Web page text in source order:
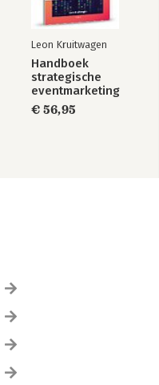
Leon Kruitwagen
Handboek
strategische
eventmarketing
€ 56,95